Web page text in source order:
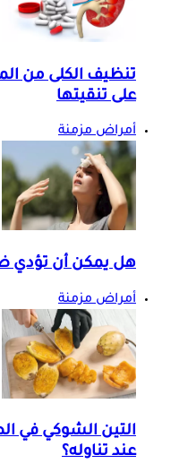
على تنقيتها
أمراض مزمنة
هل يمكن أن تؤدي
أمراض مزمنة
التين الشوكي في
عند تناوله؟